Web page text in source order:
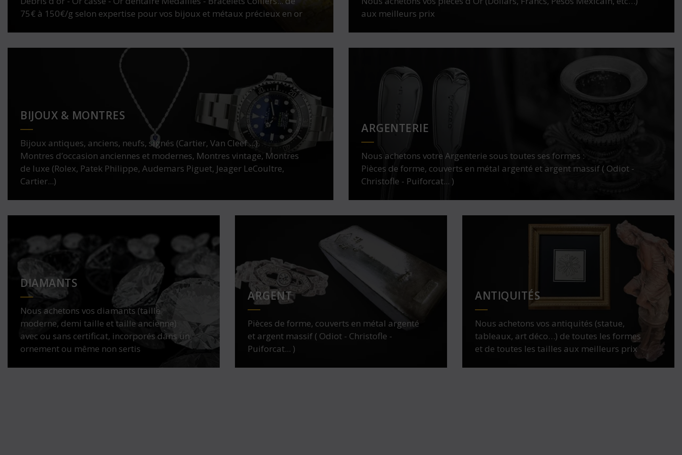
75€ à 150€/g selon expertise pour vos bijoux et métaux précieux en or
aux meilleurs prix
BIJOUX & MONTRES
Bijoux antiques, anciens, neufs, signés (Cartier, Van Cleef ...).
Montres d’occasion anciennes et modernes, Montres vintage, Montres
de luxe (Rolex, Patek Philippe, Audemars Piguet, Jeager LeCoultre,
Cartier...)
ARGENTERIE
Nous achetons votre Argenterie sous toutes ses formes :
Pièces de forme, couverts en métal argenté et argent massif ( Odiot -
Christofle - Puiforcat... )
DIAMANTS
Nous achetons vos diamants (taille
moderne, demi taille et taille ancienne)
avec ou sans certificat, incorporés dans un
ornement ou même non sertis
ARGENT
Pièces de forme, couverts en métal argenté
et argent massif ( Odiot - Christofle -
Puiforcat... )
ANTIQUITÉS
Nous achetons vos antiquités (statue,
tableaux, art déco…) de toutes les formes
et de toutes les tailles aux meilleurs prix